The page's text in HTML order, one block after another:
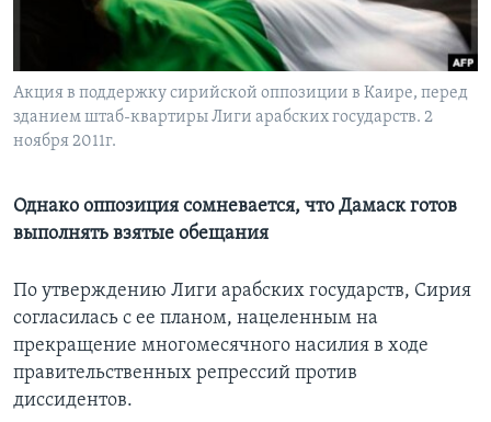
Learning English
СОЦИАЛЬНЫЕ СЕТИ
Языки
Акция в поддержку сирийской оппозиции в Каире, перед
зданием штаб-квартиры Лиги арабских государств. 2
ноября 2011г.
Однако оппозиция сомневается, что Дамаск готов
выполнять взятые обещания
По утверждению Лиги арабских государств, Сирия
согласилась с ее планом, нацеленным на
прекращение многомесячного насилия в ходе
правительственных репрессий против
диссидентов.